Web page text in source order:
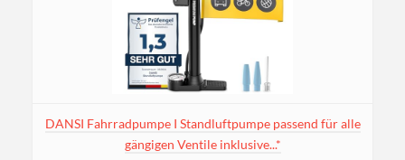
DANSI Fahrradpumpe I Standluftpumpe passend für alle
gängigen Ventile inklusive...*